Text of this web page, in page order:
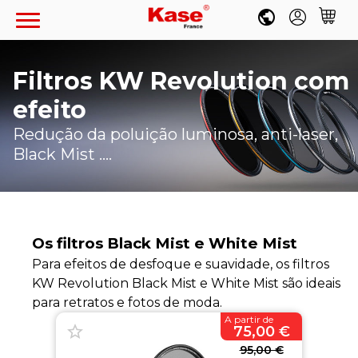
Favoritos Conta Carrinho
Kits de Filtros
Filtros Individuais
Filtros de Efeito
Anéis Magnéticos
FILTROS DE ROSCA
Filtros Individuais
Fujifilm X100VI
FILTROS PARA TELEOBJETIVA
100MM ARMOUR MAGNÉTICO
Kits e Porta-filtros
Filtros Circulares Armour
100MM WOLVERINE
Filtros Circulares K9
150MM K150
CLIP-IN
CLIP-IN
Filtros KW Revolution com
efeito
Redução da poluição luminosa, anti-laser,
Black Mist ....
Os filtros Black Mist e White Mist
Para efeitos de desfoque e suavidade, os filtros
KW Revolution Black Mist e White Mist são ideais
para retratos e fotos de moda.
A partir de
75,00 €
95,00 €